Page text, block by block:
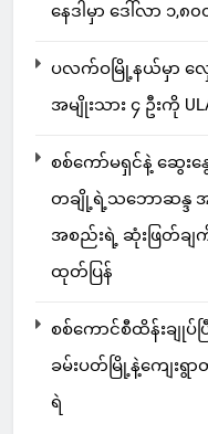
နေဒါမှာ ဒေါ်လာ ၁,၈
ပလက်ဝမြို့နယ်မှာ လှ
အမျိုးသား ၄ ဦးကို
စစ်ကော်မရှင်နဲ့ ဆွေးနွ
တချို့ရဲ့သဘောဆန္ဒ အ
အစည်းရဲ့ ဆုံးဖြတ်ချက်
ထုတ်ပြန်
စစ်ကောင်စီထိန်းချုပ်
ခမ်းပတ်မြို့နဲ့ကျေးရွ
ရဲ